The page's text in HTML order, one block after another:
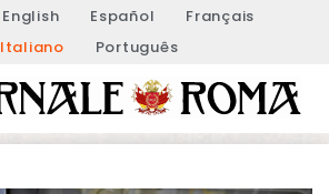
English Español
Français
Italiano
Português